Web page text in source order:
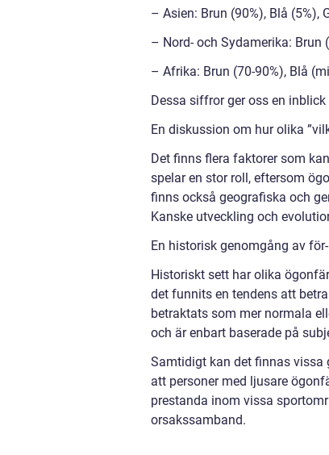
– Asien: Brun (90%), Blå (5%),
– Nord- och Sydamerika: Brun
– Afrika: Brun (70-90%), Blå
Dessa siffror ger oss en
En diskussion om hur olika
Det finns flera faktorer som
spelar en stor roll, eftersom
finns också geografiska och
Kanske utveckling och
En historisk genomgång av
Historiskt sett har olika
det funnits en tendens att
betraktats som mer normala
och är enbart baserade på
Samtidigt kan det finnas vissa
att personer med ljusare
prestanda inom vissa
orsakssamband.